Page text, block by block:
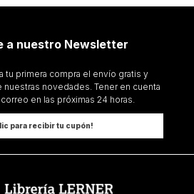
a nuestro Newsletter
tu primera compra el envío gratis y
novedades. Tener en cuenta
en las próximas 24 horas.
para recibir tu cupón!